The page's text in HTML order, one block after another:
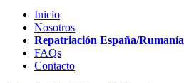
Inicio
Nosotros
Repatriación España/Rumanía
FAQs
Contacto